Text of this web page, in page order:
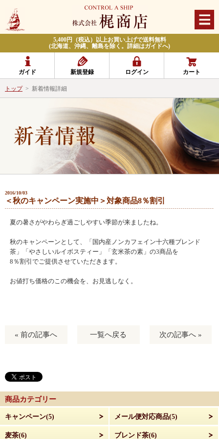
5,400円（税込）以上お買い上げで送料無料
(北海道、沖縄、離島を除く。詳細はガイドへ)
ガイド 新規登録 ログイン カート
トップ> 新着情報詳細
2016/10/03
＜秋のキャンペーン実施中＞対象商品8％割引
夏の暑さがやわらぎ過ごしやすい季節が来ましたね。
秋のキャンペーンとして、「国内産ノンカフェイン十六種ブレンド
茶」「やさしいルイボスティー」「玄米茶の素」の3商品を
8％割引でご提供させていただきます。
お値打ち価格のこの機会を、お見逃しなく。
« 前の記事へ 一覧へ戻る 次の記事へ »
商品カテゴリー
キャンペーン(5) メール便対応商品(5)
麦茶(6) ブレンド茶(6)